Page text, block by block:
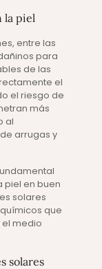
la piel
entre las
para
de las
el
el riesgo de
más
al
arrugas y
piel en buen
solares
que
medio
solares